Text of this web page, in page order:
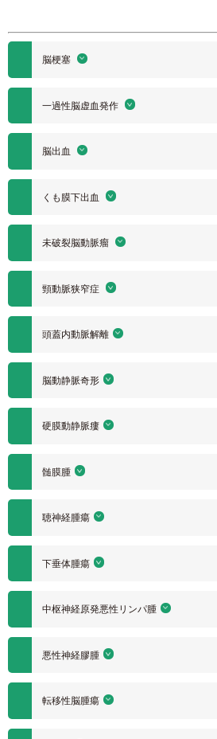
脳梗塞
一過性脳虚血発作
脳出血
くも膜下出血
未破裂脳動脈瘤
頸動脈狭窄症
頭蓋内動脈解離
脳動静脈奇形
硬膜動静脈瘻
髄膜腫
聴神経腫瘍
下垂体腫瘍
中枢神経原発悪性リンパ腫
悪性神経膠腫
転移性脳腫瘍